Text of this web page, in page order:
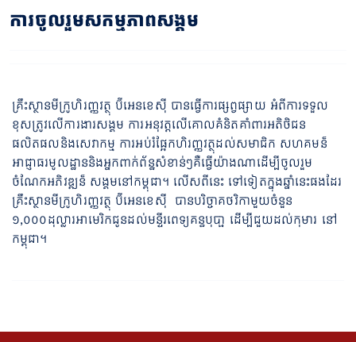
ការចូលរួមសកម្មភាពសង្គម
គ្រឹះស្ថានមីក្រូហិរញ្ញវត្ថុ ប៊ីអេនខេស៊ី ​បានធ្វើការផ្សព្វផ្សាយ អំពី​ការទទួល
ខុសត្រូវលើការងារសង្គម ការអនុវត្តលើគោលគំនិតគាំពារអតិថិជន
ផលិតផលនិងសេវាកម្ម ការអប់រំផ្អែកហិរញ្ញវត្ថុដល់សមាជិក សហគមន៏
អាជ្ញាធរមូលដ្ឋាននិងអ្នកពាក់ព័ន្ឋសំខាន់ៗគឺធ្វើយ៉ាងណាដើម្បីចូលរួម
ចំណែកអភិវឌ្ឍន៏ សង្គមនៅកម្ពុជា។ លើសពីនេះ ទៅទៀតក្នុងឆ្នាំនេះផងដែរ
គ្រឹះស្ថានមីក្រូហិរញ្ញវត្ថុ ប៊ីអេនខេស៊ី បានបរិច្ចាគថវិកាមួយចំនួន
១,០០០ដុល្លារអាមេរិកជូនដល់មន្ទីរពេទ្យគន្ធបុបា្ផ ដើម្បីជួយដល់កុមារ នៅ
កម្ពុជា។